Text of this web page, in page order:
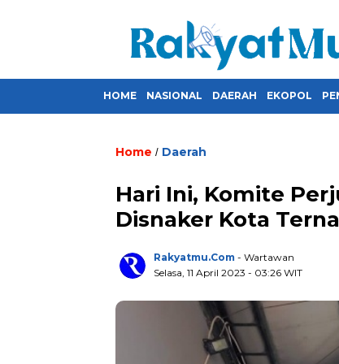
HOME NASIONAL DAERAH EKOPOL
Home / Daerah
Hari Ini, Komite
Disnaker Kota
Rakyatmu.com - Wartawan
Selasa, 11 April 2023 - 03:26 WIT